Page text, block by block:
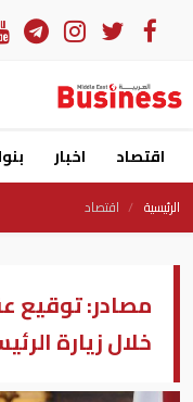
اقتصاد اخبار
الرئيسية اقتصاد
مصادر: توقيع
خلال زيارة